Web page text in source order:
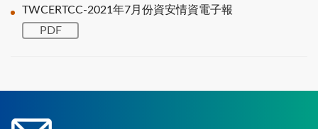
TWCERTCC-2021年7月份資安情資電子報
PDF